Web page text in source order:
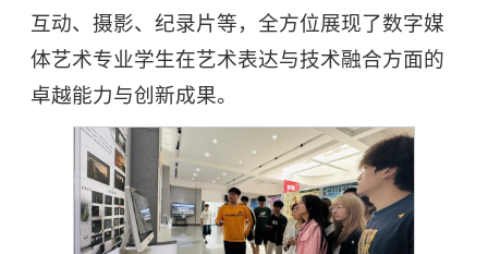
互动、摄影、纪录片等，全方位展现了数字媒
体艺术专业学生在艺术表达与技术融合方面的
卓越能力与创新成果。